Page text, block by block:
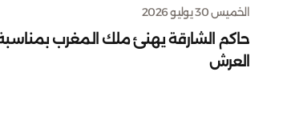
الخميس 30 يوليو 2026
حاكم الشارقة يهنئ ملك المغرب
العرش